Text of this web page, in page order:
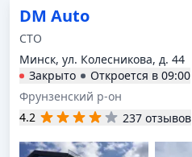
DM Auto
СТО
Минск, ул. Колесникова, д. 44
Закрыто
Откроется в 09:00
Фрунзенский р-он
4.2
237 отзывов